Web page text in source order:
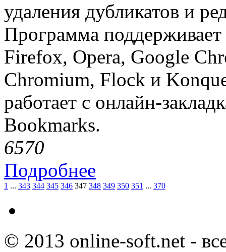
удаления дубликатов и
Программа
Firefox, Opera, Google
Chromium, Flock и
работает с онлайн-
Bookmarks.
6570
Подробнее
1 ... 343 344 345 346 347 348 349 350 351 ... 370
© 2013 online-soft.net -